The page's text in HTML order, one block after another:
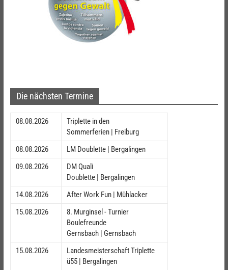
Die nächsten Termine
08.08.2026
Triplette in den
Sommerferien | Freiburg
08.08.2026
LM Doublette | Bergalingen
09.08.2026
DM Quali
Doublette | Bergalingen
14.08.2026
After Work Fun | Mühlacker
15.08.2026
8. Murginsel - Turnier
Boulefreunde
Gernsbach | Gernsbach
15.08.2026
Landesmeisterschaft Triplette
ü55 | Bergalingen